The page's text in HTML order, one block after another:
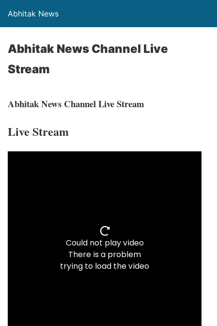
Abhitak News
Abhitak News Channel Live
Stream
Abhitak News Channel Live Stream
Live Stream